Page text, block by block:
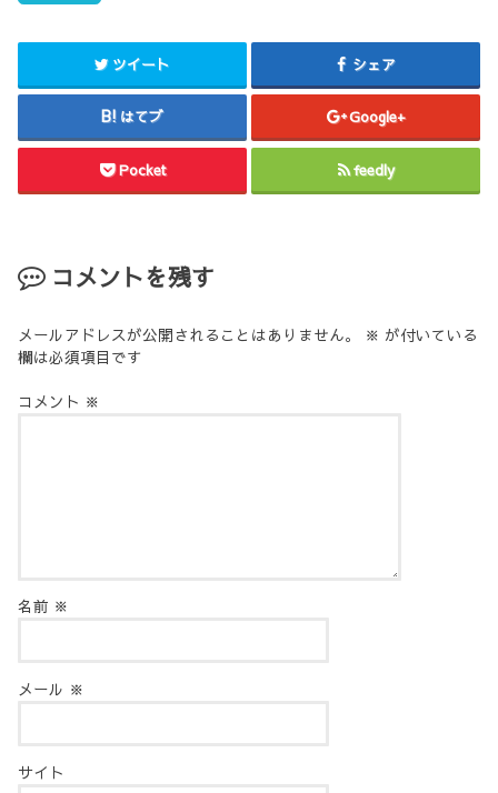
ツイート シェア
はてブ Google+
Pocket feedly
コメントを残す
メールアドレスが公開されることはありません。 ※ が付いている
欄は必須項目です
コメント ※
名前 ※
メール ※
サイト